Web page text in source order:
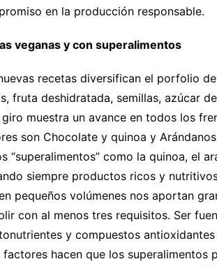
en la producción responsable.
veganas y con superalimentos
recetas diversifican el porfolio
fruta deshidratada, semillas, azúcar
giro muestra un avance en todos los
son Chocolate y quinoa y
“superalimentos” como la quinoa, el
siempre productos ricos y
pequeños volúmenes nos aportan
con al menos tres requisitos. Ser
y compuestos
factores hacen que los superalimentos